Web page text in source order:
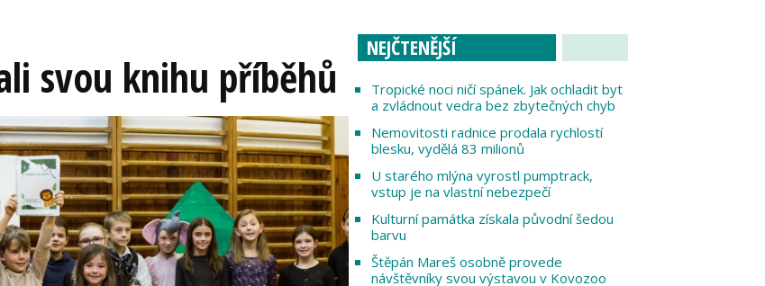
svou knihu příběhů
NEJČTENĚJŠÍ
Tropické noci ničí spánek. Jak ochladit byt
a zvládnout vedra bez zbytečných chyb
Nemovitosti radnice prodala rychlostí
blesku, vydělá 83 milionů
U starého mlýna vyrostl pumptrack,
vstup je na vlastní nebezpečí
Kulturní památka získala původní šedou
barvu
Štěpán Mareš osobně provede
návštěvníky svou výstavou v Kovozoo